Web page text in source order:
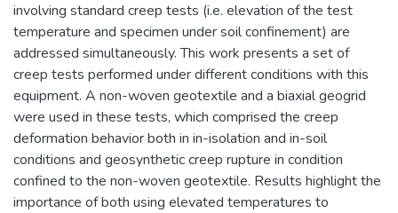
involving standard creep tests (i.e. elevation of the test
temperature and specimen under soil confinement) are
addressed simultaneously. This work presents a set of
creep tests performed under different conditions with this
equipment. A non-woven geotextile and a biaxial geogrid
were used in these tests, which comprised the creep
deformation behavior both in in-isolation and in-soil
conditions and geosynthetic creep rupture in condition
confined to the non-woven geotextile. Results highlight the
importance of both using elevated temperatures to